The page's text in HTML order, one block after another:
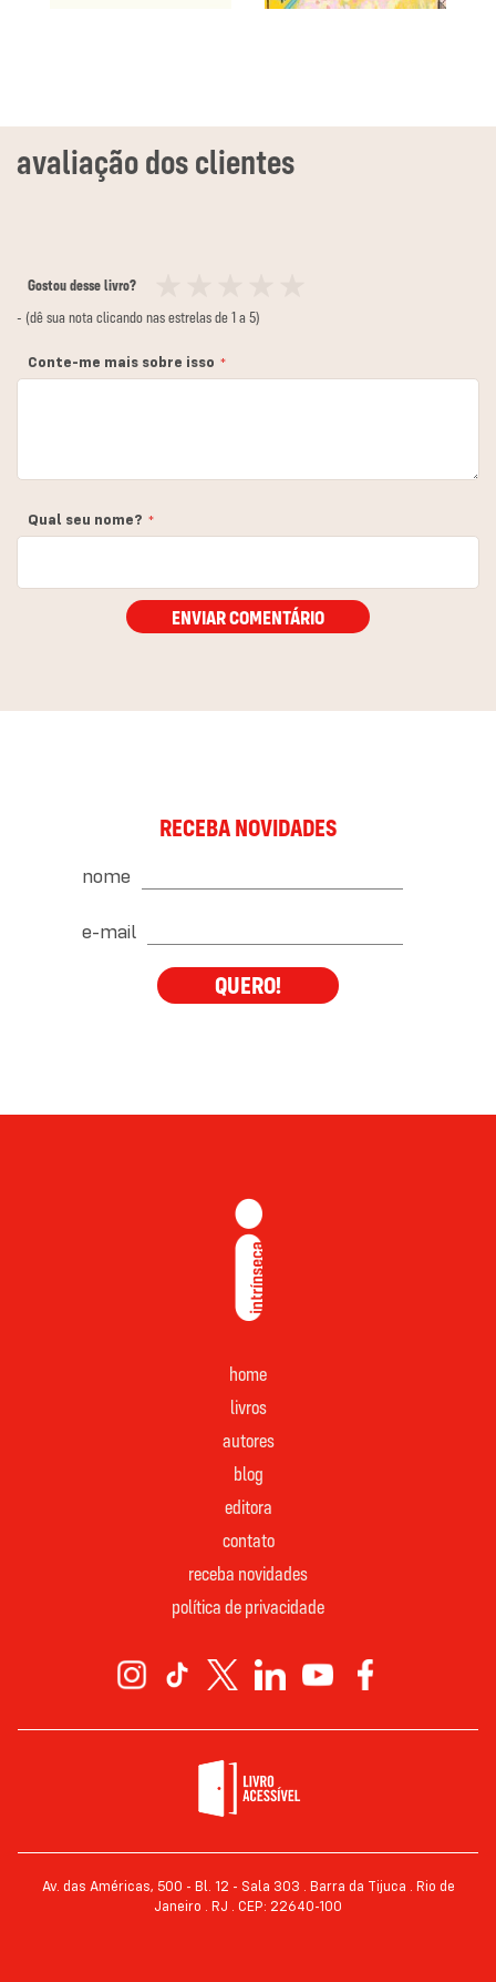
Gostou desse livro?
12
3
4
5
- (dê sua nota clicando nas estrelas de 1 a 5)
Conte-me mais sobre isso
Qual seu nome?
ENVIAR COMENTÁRIO
RECEBA NOVIDADES
nome
e-mail
QUERO!
home
livros
autores
blog
editora
contato
receba novidades
política de privacidade
Av. das Américas, 500 - Bl. 12 - Sala 303 . Barra da Tijuca . Rio de
Janeiro . RJ . CEP: 22640-100